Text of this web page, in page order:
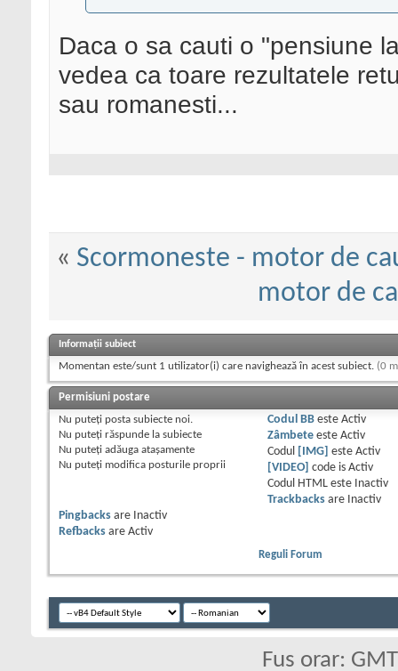
Daca o sa cauti o "pensiune
vedea ca toare rezultatele
sau romanesti...
« Scormoneste - motor de
motor de
Informații subiect
Momentan este/sunt 1 utilizator(i) care navighează în acest subiect. (0
Permisiuni postare
Nu puteţi posta subiecte noi.
Nu puteţi răspunde la subiecte
Nu puteţi adăuga ataşamente
Nu puteţi modifica posturile proprii
Codul BBeste Activ
Zâmbeteeste Activ
Codul
[IMG] este Activ
[VIDEO]
code is Activ
Codul HTML este
Inactiv
Trackbacksare
Inactiv
Pingbacks are
Inactiv
Refbacks are Activ
Reguli Forum
Fus orar: